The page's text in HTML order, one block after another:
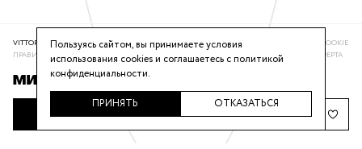
ДОБАВИТЬ В КОРЗИНУ
VITTORIA VICCI © 2016-2025ПОЛИТИКА КОНФИДЕНЦИАЛЬНОСТИ
ИСПОЛЬЗОВАНИЕ COOKIE
ПРАВИЛА ПРОГРАММЫ ЛОЯЛЬНОСТИРЕКОМЕНДАТЕЛЬНАЯ СИСТЕМАПУБЛИЧНАЯ ОФЕРТА
Пользуясь сайтом, вы принимаете условия
использования cookies и соглашаетесь сполитикой
конфиденциальности.
ПРИНЯТЬ ОТКАЗАТЬСЯ